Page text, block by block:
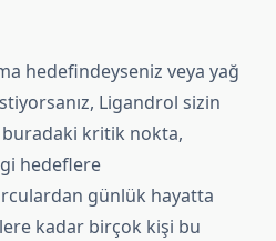
hedefindeyseniz veya yağ
Ligandrol sizin
kritik nokta,
hedeflere
günlük hayatta
kadar birçok kişi bu